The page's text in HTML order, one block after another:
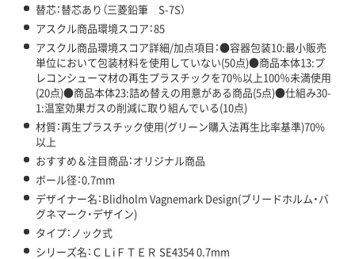
替芯：替芯あり（三菱鉛筆 S-7S）
アスクル商品環境スコア：85
アスクル商品環境スコア詳細/加点項目：●容器包装10:最小販売
単位において包装材料を使用していない(50点)●商品本体13:プ
レコンシューマ材の再生プラスチックを70％以上100％未満使用
(20点)●商品本体23:詰め替えの用意がある商品(5点)●仕組み30-
1:温室効果ガスの削減に取り組んでいる(10点)
材質：再生プラスチック使用(グリーン購入法再生比率基準)70%
以上
おすすめ＆注目商品：オリジナル商品
ボール径：0.7mm
デザイナー名：Blidholm Vagnemark Design(ブリードホルム・バ
グネマーク・デザイン)
タイプ：ノック式
シリーズ名：ＣＬiＦＴＥＲ SE4354 0.7mm